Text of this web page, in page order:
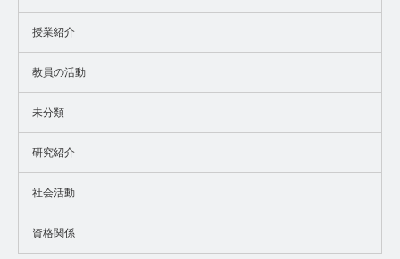
授業紹介
教員の活動
未分類
研究紹介
社会活動
資格関係